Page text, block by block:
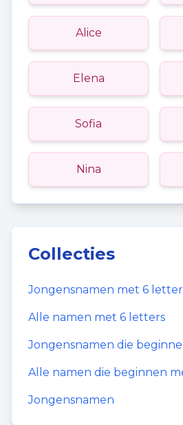
Alice
Elena
Sofia
Nina
Collecties
Jongensnamen met 6
Alle namen met 6 letters
Jongensnamen die
Alle namen die beginnen
Jongensnamen